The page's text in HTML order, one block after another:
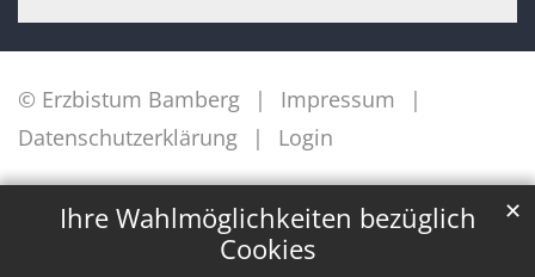
Ihre Wahlmöglichkeiten bezüglich
Cookies
✕
© Erzbistum Bamberg
Impressum
Datenschutzerklärung
Login